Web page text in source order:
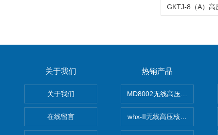
关于我们
关于我们
在线留言
热销产品
MD8002无线高压核相仪
whx-II无线高压核相仪